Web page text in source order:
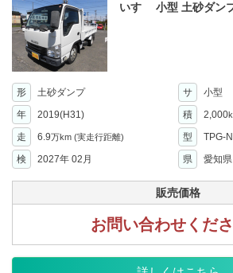
いすゞ 小型 土砂ダン
形 土砂ダンプ サ
小型
年
2019(H31) 積 2,000
走 6.9万km (実走行距離) 型
TPG-
検
2027年 02月 県 愛知県
販売価格
お問い合わせくださ